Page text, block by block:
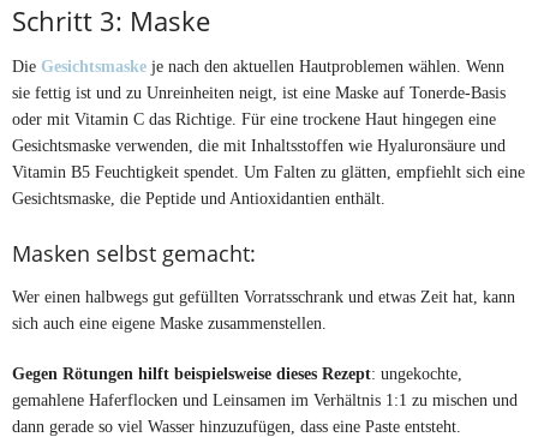
Schritt 3: Maske
Die Gesichtsmaske je nach den aktuellen Hautproblemen wählen. Wenn
sie fettig ist und zu Unreinheiten neigt, ist eine Maske auf Tonerde-Basis
oder mit Vitamin C das Richtige. Für eine trockene Haut hingegen eine
Gesichtsmaske verwenden, die mit Inhaltsstoffen wie Hyaluronsäure und
Vitamin B5 Feuchtigkeit spendet. Um Falten zu glätten, empfiehlt sich eine
Gesichtsmaske, die Peptide und Antioxidantien enthält.
Masken selbst gemacht:
Wer einen halbwegs gut gefüllten Vorratsschrank und etwas Zeit hat, kann
sich auch eine eigene Maske zusammenstellen.
Gegen Rötungen hilft beispielsweise dieses Rezept: ungekochte,
gemahlene Haferflocken und Leinsamen im Verhältnis 1:1 zu mischen und
dann gerade so viel Wasser hinzuzufügen, dass eine Paste entsteht.